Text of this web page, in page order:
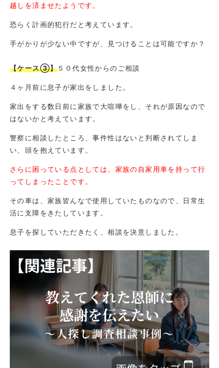
越しを済ませたようです。
恐らく計画的犯行だと考えています。
手がかりが少ない中ですが、見つけることは可能ですか？
【ケース③】５０代女性からのご相談
４ヶ月前に息子が家出をしました。
家出をする数日前に家族で大喧嘩をし、それが原因なので
はないかと考えています。
警察に相談したところ、事件性はないと判断されてしま
い、頭を抱えています。
さらに困っている点としては、家族の自家用車を持って行
ってしまったことです。
その車は、家族皆んなで使用していたものなので、日常生
活に支障をきたしています。
息子を探していただきたく、相談を決意しました。